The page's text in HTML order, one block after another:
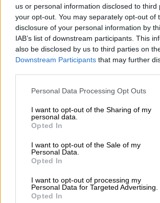
us or personal information disclosed to third
your opt-out. You may separately opt-out of
disclosure of your personal information by
IAB’s list of downstream participants. This
also be disclosed by us to third parties on
Downstream Participants that may further
Please note that this website/app uses one
not limited to your visit or usage behaviour.
grant or deny consent to Google and its
use your data for below specified purposes
consent section.
Personal Data Processing Opt Outs
I want to opt-out of the Sharing of my
personal data.
Opted In
I want to opt-out of the Sale of my
Personal Data.
Opted In
I want to opt-out of processing my
Personal Data for Targeted Advertising.
Opted In
«Είπαν στα παιδιά να
να μην τα πάρει καμία
Χαρακτηριστικά είναι η
παιδιούπου βρισκόταν στο
δίπλα από τον τόπο του
«Εγώ πήγα αργά, την ώρα που
παιδιά, περίπου στη 1 το
τα παιδιά τα ξάπλωσαν κάτω
,
παιχνιδιών είναι μεσοτοιχία με
ανέφερε χαρακτηριστικά.
Παράλληλα, πληροφορίες
δράστεςείχαν νοικιάσει